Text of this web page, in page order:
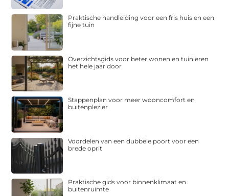
Praktische handleiding voor een fris huis en een
fijne tuin
Overzichtsgids voor beter wonen en tuinieren
het hele jaar door
Stappenplan voor meer wooncomfort en
buitenplezier
Voordelen van een dubbele poort voor een
brede oprit
Praktische gids voor binnenklimaat en
buitenruimte